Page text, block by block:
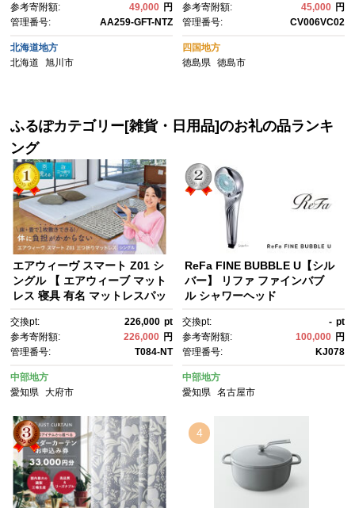
参考寄附額:
49,000 円
管理番号:
AA259-GFT-NTZ
北海道地方
北海道
旭川市
参考寄附額:
45,000 円
管理番号:
CV006VC02
四国地方
徳島県 徳島市
ふるぽカテゴリー[雑貨・日用品]のお礼の品ランキ
ング
エアウィーヴ スマート Z01 シ
ングル 【 エアウィーブ マット
レス 寝具 有名 マットレスパッ
アウィーヴ まっとれす 洗え
る エアウイーヴ エアーウィー
ヴ ギフト 三つ折り エアウィー
ブ しんぐ mattress airweav
e エアウィーブマットレス エア
ウィーヴ エアウィーヴ エアウ
ィーヴ エアウィーブ エアウィ
ーブ マットレス 】
交換pt: 226,000 pt
参考寄附額:
226,000 円
管理番号:
T084-NT
中部地方
愛知県
大府市
ReFa FINE BUBBLE U【シル
バー】 リファ ファインバブ
ル シャワーヘッド
交換pt: - pt
参考寄附額:
100,000 円
管理番号:
KJ078
中部地方
愛知県 名古屋市
4